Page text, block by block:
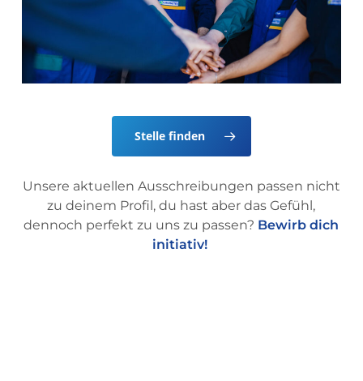
Stelle finden
Unsere aktuellen Ausschreibungen passen nicht
zu deinem Profil, du hast aber das Gefühl,
dennoch perfekt zu uns zu passen? Bewirb dich
initiativ!